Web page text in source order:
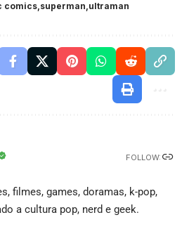
comics superman ultraman
FOLLOW:
filmes, games, doramas, k-pop,
a cultura pop, nerd e geek.